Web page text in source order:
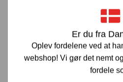
Er du fra
Oplev fordelene ved at
webshop! Vi gør det nemt
fordele
muligt.